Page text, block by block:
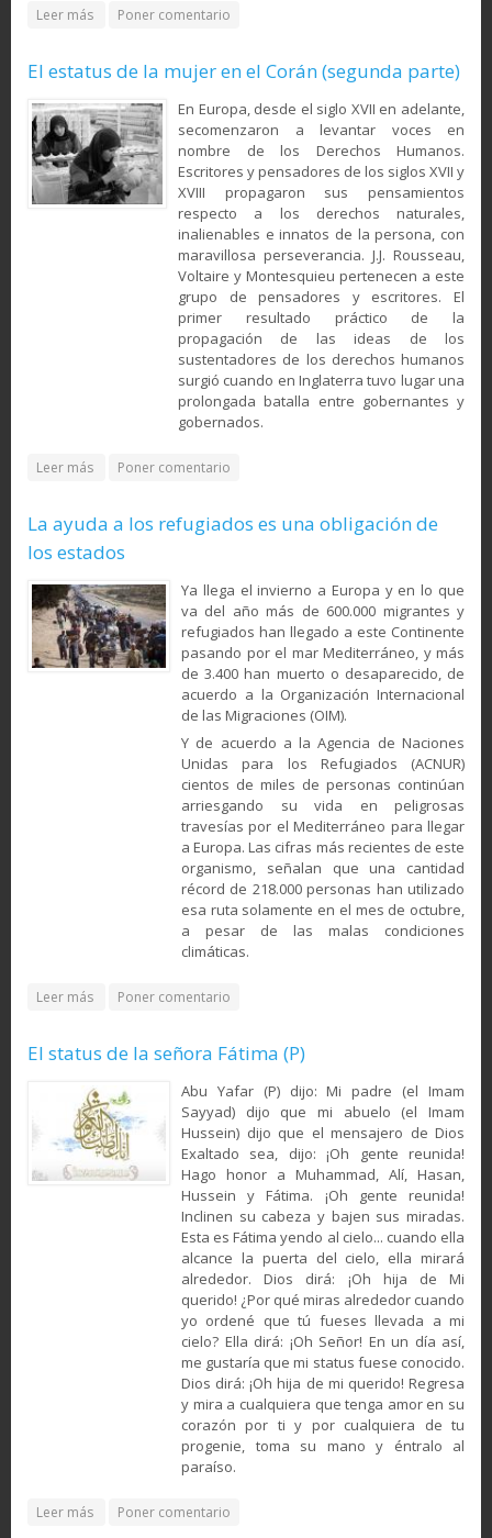
Leer más about El discurso de su Eminencia, el gran ayatolá Jamenei,
Poner comentario
El estatus de la mujer en el Corán (segunda parte)
En Europa, desde el siglo XVII en adelante,
secomenzaron a levantar voces en
nombre de los Derechos Humanos.
Escritores y pensadores de los siglos XVII y
XVIII propagaron sus pensamientos
respecto a los derechos naturales,
inalienables e innatos de la persona, con
maravillosa perseverancia. J.J. Rousseau,
Voltaire y Montesquieu pertenecen a este
grupo de pensadores y escritores. El
primer resultado práctico de la
propagación de las ideas de los
sustentadores de los derechos humanos
surgió cuando en Inglaterra tuvo lugar una
prolongada batalla entre gobernantes y
gobernados.
Leer más about El estatus de la mujer en el Corán (segunda parte)
Poner comentario
La ayuda a los refugiados es una obligación de
los estados
Ya llega el invierno a Europa y en lo que
va del año más de 600.000 migrantes y
refugiados han llegado a este Continente
pasando por el mar Mediterráneo, y más
de 3.400 han muerto o desaparecido, de
acuerdo a la Organización Internacional
de las Migraciones (OIM).
Y de acuerdo a la Agencia de Naciones
Unidas para los Refugiados (ACNUR)
cientos de miles de personas continúan
arriesgando su vida en peligrosas
travesías por el Mediterráneo para llegar
a Europa. Las cifras más recientes de este
organismo, señalan que una cantidad
récord de 218.000 personas han utilizado
esa ruta solamente en el mes de octubre,
a pesar de las malas condiciones
climáticas.
Leer más about La ayuda a los refugiados es una obligación de los
Poner comentario
El status de la señora Fátima (P)
Abu Yafar (P) dijo: Mi padre (el Imam
Sayyad) dijo que mi abuelo (el Imam
Hussein) dijo que el mensajero de Dios
Exaltado sea, dijo: ¡Oh gente reunida!
Hago honor a Muhammad, Alí, Hasan,
Hussein y Fátima. ¡Oh gente reunida!
Inclinen su cabeza y bajen sus miradas.
Esta es Fátima yendo al cielo... cuando ella
alcance la puerta del cielo, ella mirará
alrededor. Dios dirá: ¡Oh hija de Mi
querido! ¿Por qué miras alrededor cuando
yo ordené que tú fueses llevada a mi
cielo? Ella dirá: ¡Oh Señor! En un día así,
me gustaría que mi status fuese conocido.
Dios dirá: ¡Oh hija de mi querido! Regresa
y mira a cualquiera que tenga amor en su
corazón por ti y por cualquiera de tu
progenie, toma su mano y éntralo al
paraíso.
Leer más about El status de la señora Fátima (P)
Poner comentario